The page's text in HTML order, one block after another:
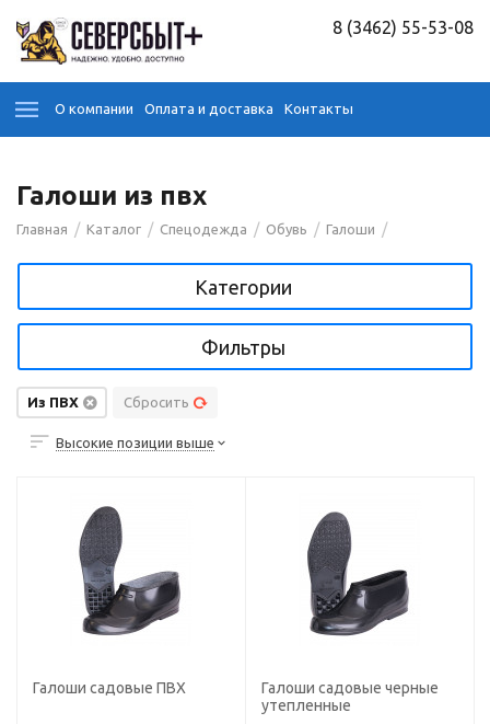
8 (3462) 55-53-08
О компании Оплата и доставка Контакты
Галоши из пвх
Главная / Каталог / Спецодежда / Обувь / Галоши /
Категории
Фильтры
Из ПВХ Сбросить
Высокие позиции выше
Галоши садовые ПВХ
Галоши садовые черные
утепленные